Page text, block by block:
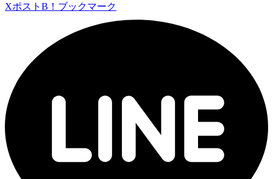
Xポスト B！ブックマーク